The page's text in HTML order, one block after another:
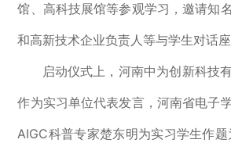
馆、高科技展馆等参观学习，邀请知
和高新技术企业负责人等与学生对话座
启动仪式上，河南中为创新科技
作为实习单位代表发言，河南省电子
AIGC科普专家楚东明为实习学生作